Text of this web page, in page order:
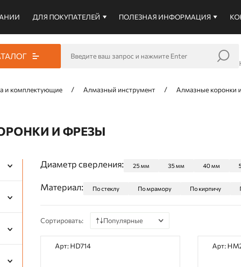
ДЛЯ ПОКУПАТЕЛЕЙ ПОЛЕЗНАЯ ИНФОРМАЦИЯ
и комплектующие Алмазный инструмент Алмазные коронки
И ФРЕЗЫ
Диаметр сверления: 25 мм 35 мм 40 мм
Материал: По стеклу По мрамору По кирпичу
Сортировать: Популярные
По цене
Арт: HD714 Арт: